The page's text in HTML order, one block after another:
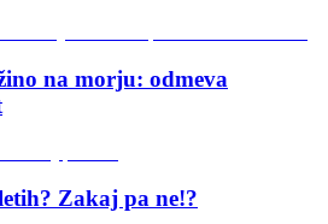
na morju: odmeva
Zakaj pa ne!?